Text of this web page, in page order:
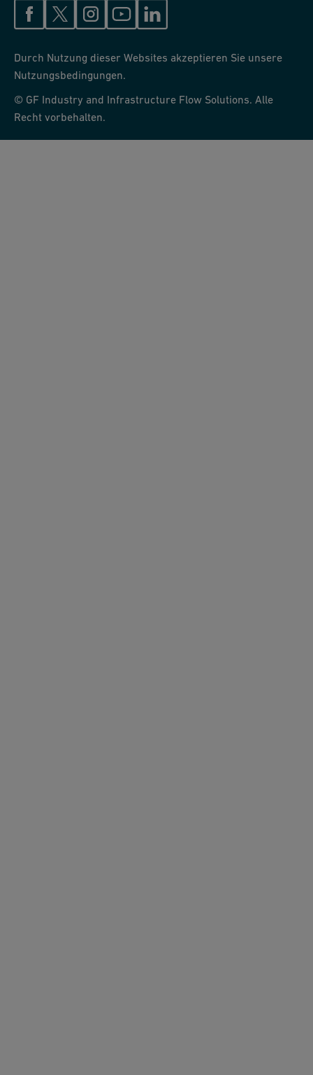
Durch Nutzung dieser Websites akzeptieren Sie unsere
Nutzungsbedingungen.
© GF Industry and Infrastructure Flow Solutions. Alle
Recht vorbehalten.